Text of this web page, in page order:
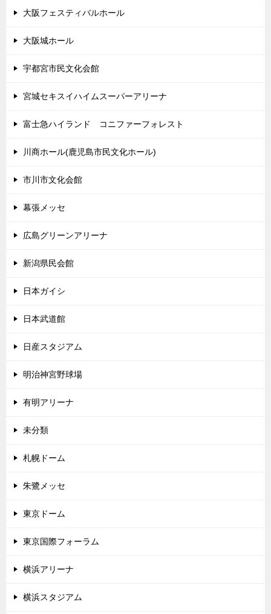
大阪フェスティバルホール
大阪城ホール
宇都宮市民文化会館
宮城セキスイハイムスーパーアリーナ
富士急ハイランド コニファーフォレスト
川商ホール(鹿児島市民文化ホール)
市川市文化会館
幕張メッセ
広島グリーンアリーナ
新潟県民会館
日本ガイシ
日本武道館
日産スタジアム
明治神宮野球場
有明アリーナ
未分類
札幌ドーム
朱鷺メッセ
東京ドーム
東京国際フォーラム
横浜アリーナ
横浜スタジアム